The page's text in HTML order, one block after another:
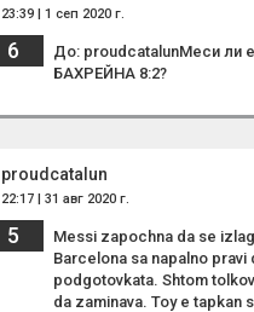
23:39 | 1 сеп 2020 г.
6
До: proudcatalunМеси ли
БАХРЕЙНА 8:2?
proudcatalun
22:17 | 31 авг 2020 г.
5
Messi zapochna da se
Barcelona sa napalno
podgotovkata. Shtom
da zaminava. Toy e tapkan